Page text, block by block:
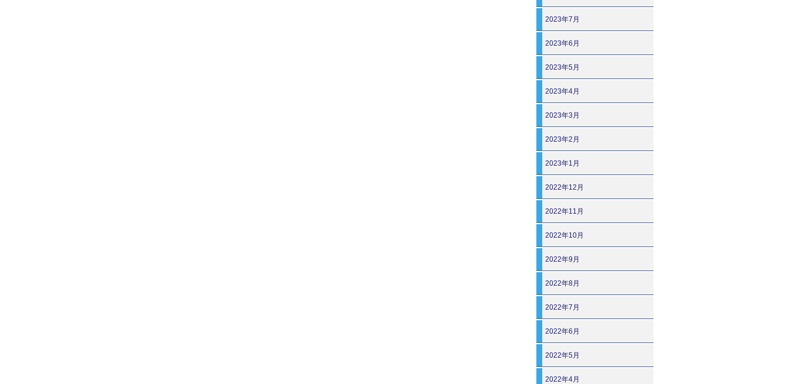
2023年7月
2023年6月
2023年5月
2023年4月
2023年3月
2023年2月
2023年1月
2022年12月
2022年11月
2022年10月
2022年9月
2022年8月
2022年7月
2022年6月
2022年5月
2022年4月